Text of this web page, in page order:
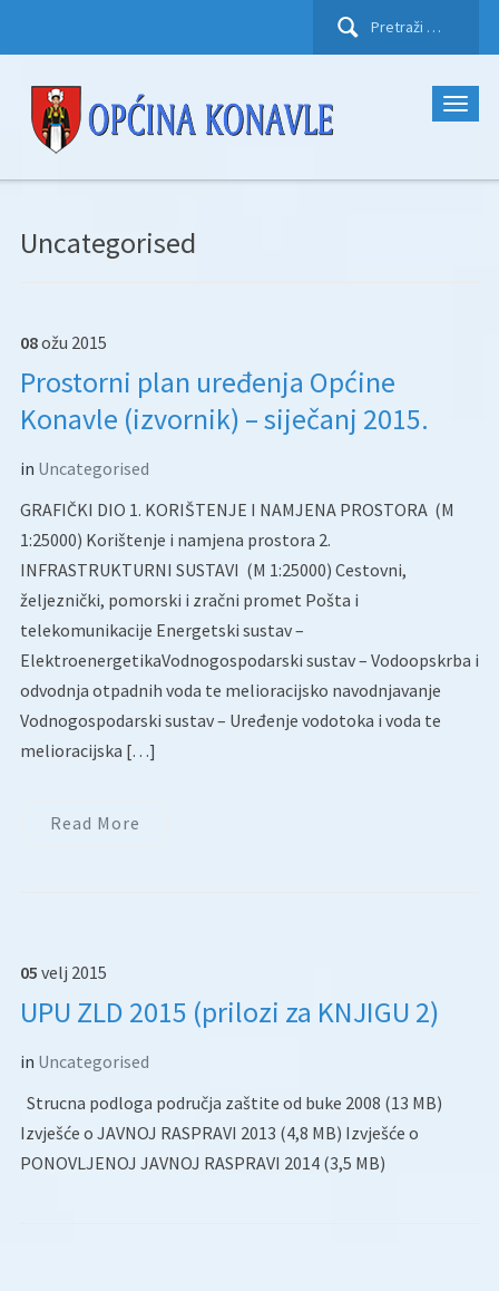
Pretraži:
Uncategorised
08ožu 2015
Prostorni plan uređenja Općine
Konavle (izvornik) – siječanj 2015.
in Uncategorised
GRAFIČKI DIO 1. KORIŠTENJE I NAMJENA PROSTORA (M
1:25000) Korištenje i namjena prostora 2.
INFRASTRUKTURNI SUSTAVI (M 1:25000) Cestovni,
željeznički, pomorski i zračni promet Pošta i
telekomunikacije Energetski sustav –
ElektroenergetikaVodnogospodarski sustav – Vodoopskrba i
odvodnja otpadnih voda te melioracijsko navodnjavanje
Vodnogospodarski sustav – Uređenje vodotoka i voda te
melioracijska […]
Read More
05 velj 2015
UPU ZLD 2015 (prilozi za KNJIGU 2)
in Uncategorised
Strucna podloga područja zaštite od buke 2008 (13 MB)
Izvješće o JAVNOJ RASPRAVI 2013 (4,8 MB) Izvješće o
PONOVLJENOJ JAVNOJ RASPRAVI 2014 (3,5 MB)